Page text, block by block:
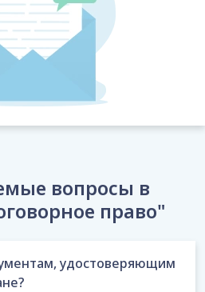
вопросы в
право"
удостоверяющим